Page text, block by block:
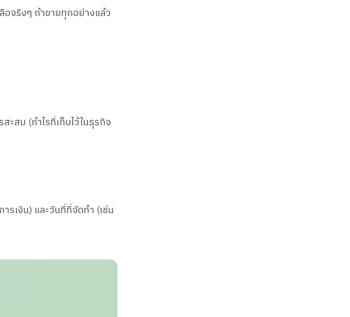
จริงๆ ถ้าขายทุกอย่างแล้ว
สม (กำไรที่เก็บไว้ในธุรกิจ
รเงิน) และวันที่ที่จัดทำ (เช่น